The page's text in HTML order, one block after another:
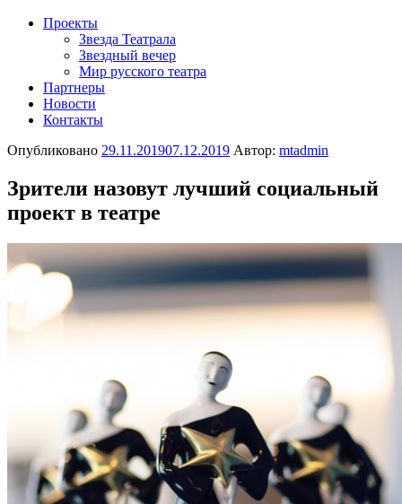
Проекты
Звезда Театрала
Звездный вечер
Мир русского театра
Партнеры
Новости
Контакты
Опубликовано 29.11.201907.12.2019 Автор: mtadmin
Зрители назовут лучший социальный
проект в театре